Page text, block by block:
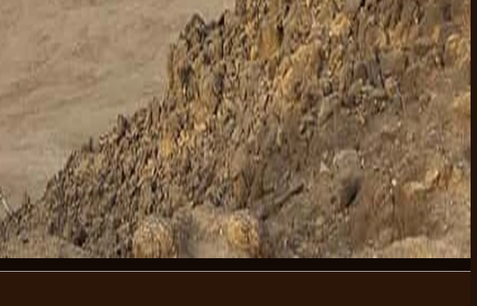
les photos Instagram sont taguées comme ça. On en a fait une page dédiée pour que
Si tu veux qu'on te planifie la semaine complète — désert + récif + spa — écris-nous sur